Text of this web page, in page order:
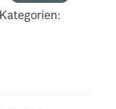
Kategorien: